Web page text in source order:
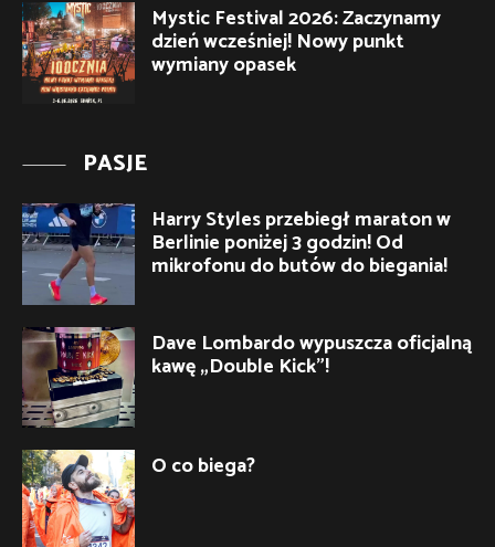
Mystic Festival 2026: Zaczynamy
dzień wcześniej! Nowy punkt
wymiany opasek
PASJE
Harry Styles przebiegł maraton w
Berlinie poniżej 3 godzin! Od
mikrofonu do butów do biegania!
Dave Lombardo wypuszcza oficjalną
kawę „Double Kick”!
O co biega?